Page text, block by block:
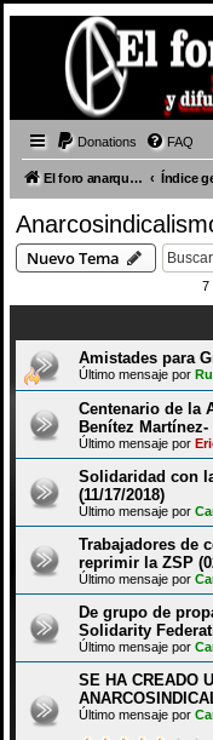
Donations FAQ
El foro anarquista Índice
Nuevo Tema
7
Amistades para
Último mensaje por
Centenario de la
Benítez Martínez-
Último mensaje por
Solidaridad con
(11/17/2018)
Último mensaje por
Trabajadores de
reprimir la ZSP
Último mensaje por
De grupo de
Solidarity
Último mensaje por
SE HA CREADO
Último mensaje por